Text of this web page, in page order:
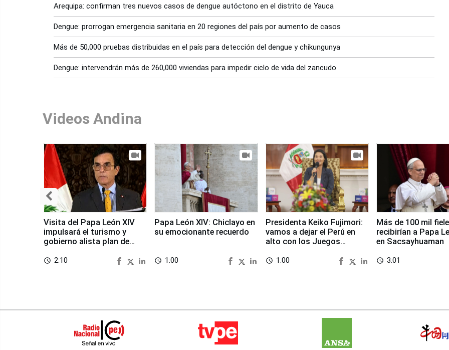
Arequipa: confirman tres nuevos casos de dengue autóctono en el distrito de Yauca
Dengue: prorrogan emergencia sanitaria en 20 regiones del país por aumento de casos
Más de 50,000 pruebas distribuidas en el país para detección del dengue y chikungunya
Dengue: intervendrán más de 260,000 viviendas para impedir ciclo de vida del zancudo
Videos Andina
Visita del Papa León XIV
impulsará el turismo y
gobierno alista plan de
access_time 2:10
Papa León XIV: Chiclayo en
su emocionante recuerdo
access_time 1:00
Presidenta Keiko Fujimori:
vamos a dejar el Perú en
alto con los Juegos
access_time 1:00
Más de 100 mil
recibirían a Papa
en Sacsayhuaman
access_time 3:01